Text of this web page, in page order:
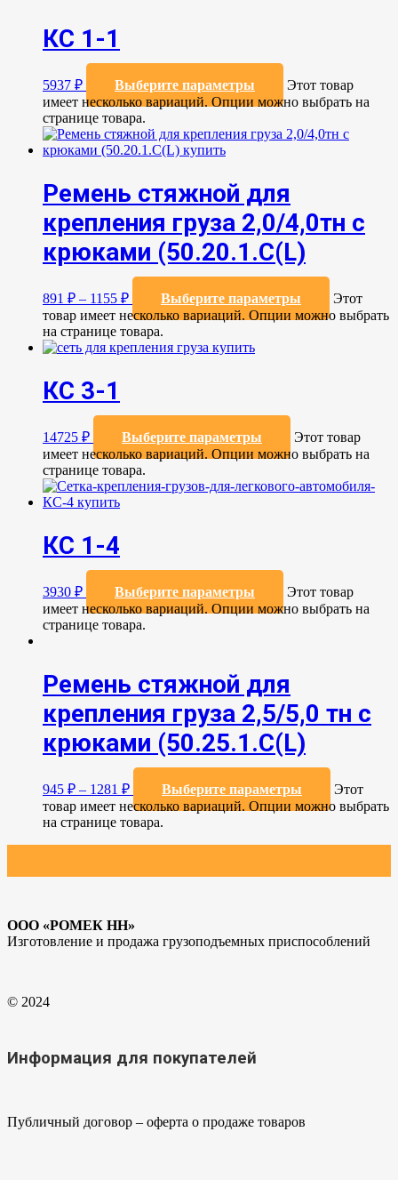
КС 1-1
5937 ₽ Выберите параметры
Этот товар
имеет несколько вариаций. Опции можно выбрать на
странице товара.
Ремень стяжной для
крепления груза 2,0/4,0тн с
крюками (50.20.1.С(L)
891 ₽ – 1155 ₽ Выберите параметры
Этот
товар имеет несколько вариаций. Опции можно выбрать
на странице товара.
КС 3-1
14725 ₽ Выберите параметры
Этот товар
имеет несколько вариаций. Опции можно выбрать на
странице товара.
КС 1-4
3930 ₽ Выберите параметры
Этот товар
имеет несколько вариаций. Опции можно выбрать на
странице товара.
Ремень стяжной для
крепления груза 2,5/5,0 тн с
крюками (50.25.1.С(L)
945 ₽ – 1281 ₽ Выберите параметры
Этот
товар имеет несколько вариаций. Опции можно выбрать
на странице товара.
ООО «РОМЕК НН»
Изготовление и продажа грузоподъемных приспособлений
© 2024
Информация для покупателей
Публичный договор – оферта о продаже товаров